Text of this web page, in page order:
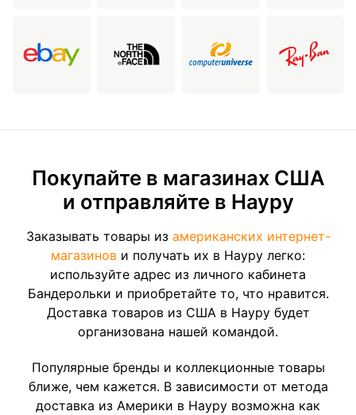
Покупайте в магазинах США
и отправляйте в Науру
Заказывать товары из американских интернет-
магазинов и получать их в Науру легко:
используйте адрес из личного кабинета
Бандерольки и приобретайте то, что нравится.
Доставка товаров из США в Науру будет
организована нашей командой.
Популярные бренды и коллекционные товары
ближе, чем кажется. В зависимости от метода
доставка из Америки в Науру возможна как